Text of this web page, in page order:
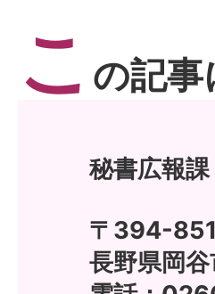
こ の記事
秘書広報
〒394-
長野県岡